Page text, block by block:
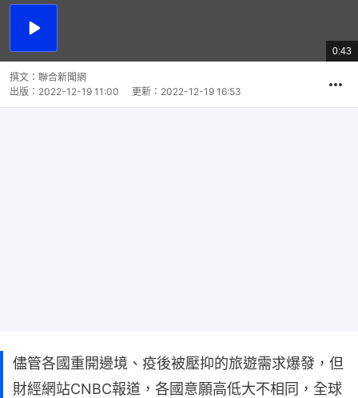
播
總
共
0:43
撰文： 聯合新聞網
出版： 2022-12-19 11:00 更新： 2022-12-19 16:53
儘管各國重開邊境、疫後被壓抑的旅遊需求爆發，但
財經網站CNBC報道，各國意願高低大不相同，全球